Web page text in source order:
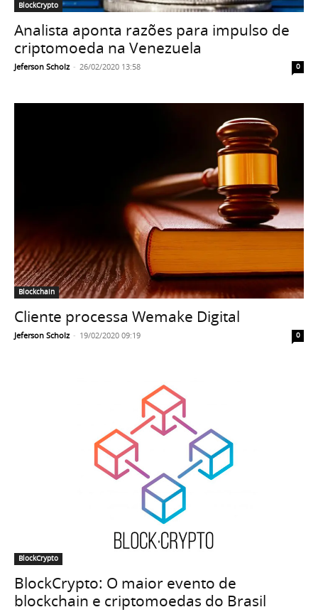
BlockCrypto
Analista aponta razões para impulso de
criptomoeda na Venezuela
Jeferson Scholz - 26/02/2020 13:58 0
Blockchain
Cliente processa Wemake Digital
Jeferson Scholz - 19/02/2020 09:19 0
BlockCrypto
BlockCrypto: O maior evento de
blockchain e criptomoedas do Brasil